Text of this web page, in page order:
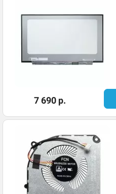
7 690 р.